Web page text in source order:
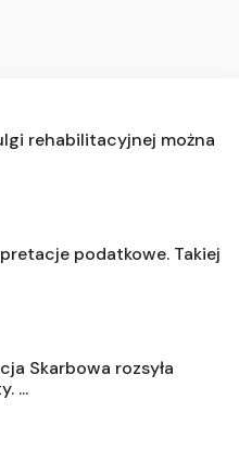
rehabilitacyjnej można
podatkowe. Takiej
Skarbowa rozsyła
...